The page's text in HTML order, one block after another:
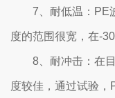
7、耐低温：PE
度的范围很宽，在-
8、耐冲击：在
度较佳，通过试验